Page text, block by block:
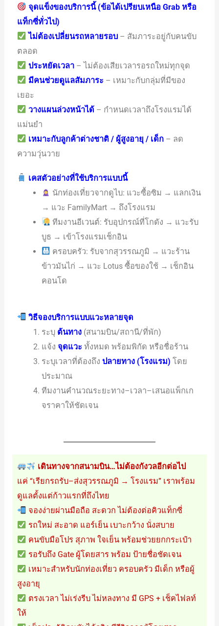
จุดแข็งของบริการนี้ (ข้อได้เปรียบเหนือ Grab หรือ
แท็กซี่ทั่วไป)
ไม่ต้องเปลี่ยนรถหลายรอบ– สัมภาระอยู่กับคนขับ
ตลอด
ประหยัดเวลา – ไม่ต้องเสียเวลารอรถใหม่ทุกจุด
มีคนช่วยดูแลสัมภาระ – เหมาะกับกลุ่มที่มีของ
เยอะ
วางแผนล่วงหน้าได้– กำหนดเวลาถึงโรงแรมได้
แม่นยำ
เหมาะกับลูกค้าต่างชาติ / ผู้สูงอายุ / เด็ก – ลด
ความวุ่นวาย
เคสตัวอย่างที่ใช้บริการแบบนี้
นักท่องเที่ยวจากดูไบ: แวะซื้อซิม → แลกเงิน
→ แวะ FamilyMart → ถึงโรงแรม
ทีมงานอีเวนต์: รับอุปกรณ์ที่โกดัง → แวะรับ
บูธ → เข้าโรงแรมเช็กอิน
ครอบครัว: รับจากสุวรรณภูมิ → แวะร้าน
ข้าวมันไก่ → แวะ Lotus ซื้อของใช้ → เช็กอิน
คอนโด
วิธีจองบริการแบบแวะหลายจุด
ระบุต้นทาง (สนามบิน/สถานี/ที่พัก)
แจ้ง จุดแวะ ทั้งหมด พร้อมพิกัด หรือชื่อร้าน
ระบุเวลาที่ต้องถึง ปลายทาง (โรงแรม) โดย
ประมาณ
ทีมงานคำนวณระยะทาง–เวลา–เสนอแพ็กเก
จราคาให้ชัดเจน
เดินทางจากสนามบิน…ไม่ต้องกังวลอีกต่อไป
แค่ “เรียกรถรับ–ส่งสุวรรณภูมิ → โรงแรม” เราพร้อม
ดูแลตั้งแต่ก้าวแรกที่ถึงไทย
จองง่ายผ่านมือถือ สะดวก ไม่ต้องต่อคิวแท็กซี่
รถใหม่ สะอาด แอร์เย็น เบาะกว้าง นั่งสบาย
คนขับมือโปร สุภาพ ใจเย็น พร้อมช่วยยกกระเป๋า
รอรับถึง Gate ผู้โดยสาร พร้อม ป้ายชื่อชัดเจน
เหมาะสำหรับนักท่องเที่ยว ครอบครัว มีเด็ก หรือผู้
สูงอายุ
ตรงเวลา ไม่เร่งรีบ ไม่หลงทาง มี GPS + เช็คไฟลท์
ให้